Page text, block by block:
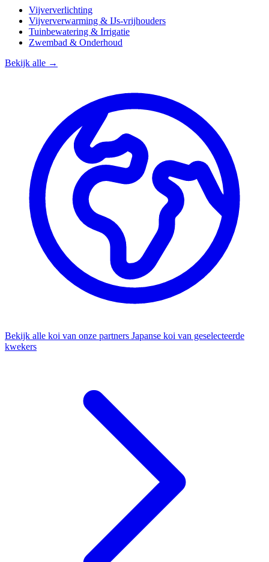
Vijververlichting
Vijververwarming & IJs-vrijhouders
Tuinbewatering & Irrigatie
Zwembad & Onderhoud
Bekijk alle →
Bekijk alle koi van onze partners Japanse koi van geselecteerde
kwekers